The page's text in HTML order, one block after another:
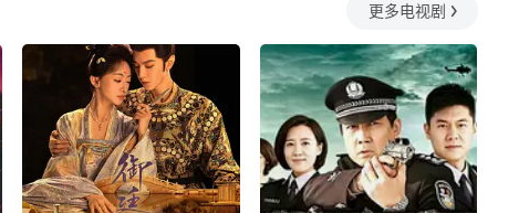
更多电视剧